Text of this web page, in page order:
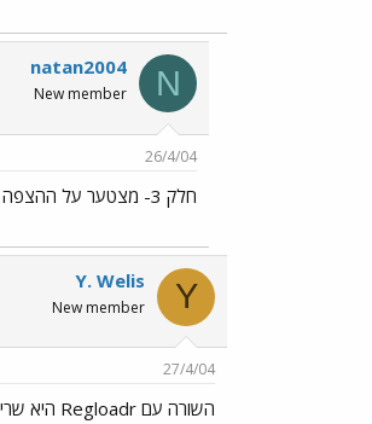
N
natan2004
New member
26/4/04
חלק 3- מצטער על ההצפה
Y
Y. Welis
New member
27/4/04
השורה עם Regloadr היא שריד לוירוס